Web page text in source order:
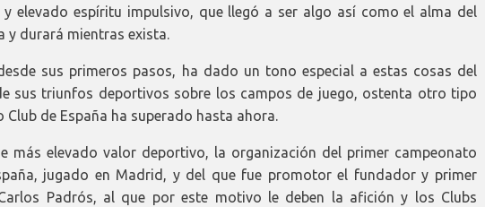
elevado espíritu impulsivo, que llegó a ser algo así como el alma del
y durará mientras exista.
sus primeros pasos, ha dado un tono especial a estas cosas del
sus triunfos deportivos sobre los campos de juego, ostenta otro tipo
de España ha superado hasta ahora.
más elevado valor deportivo, la organización del primer campeonato
jugado en Madrid, y del que fue promotor el fundador y primer
Padrós, al que por este motivo le deben la afición y los Clubs